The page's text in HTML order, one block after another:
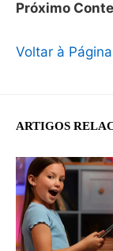
Próximo
Voltar à
ARTIGOS